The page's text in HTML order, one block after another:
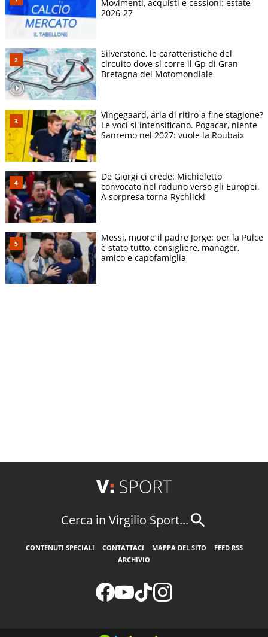
Movimenti, acquisti e cessioni: estate
2026-27
Silverstone, le caratteristiche del
circuito dove si corre il Gp di Gran
Bretagna del Motomondiale
Vingegaard, aria di ritiro a fine stagione?
Le voci si intensificano. Pogacar, niente
Sanremo nel 2027: vuole la Roubaix
De Giorgi ci crede: Michieletto
convocato nel raduno verso gli Europei.
A sorpresa torna Rychlicki
Messi, muore il padre Jorge: per la Pulce
è stato tutto, consigliere, manager,
amico e capofamiglia
Cerca in Virgilio Sport...
CONTENUTI SPECIALI CONTATTACI MAPPA DEL SITO
FEED RSS
ARCHIVIO